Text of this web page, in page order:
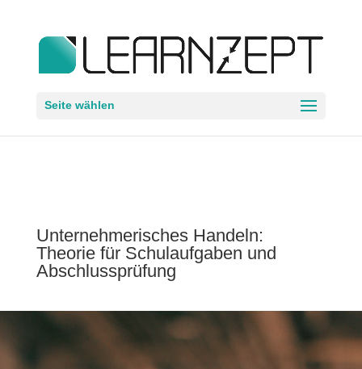
Seite wählen
Unternehmerisches Handeln:
Theorie für Schulaufgaben und
Abschlussprüfung